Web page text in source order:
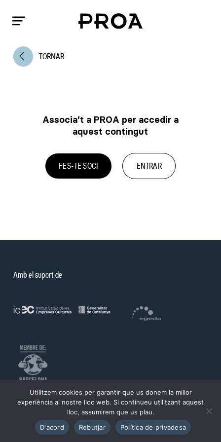
arrow_back_ios TORNAR
Associa’t a PROA per accedir a
aquest contingut
FES-TE SOCI ENTRAR
Amb el suport de
©PROA 2026.
Política de privadesa Avís legal
Utilitzem cookies per garantir que us donem la millor
experiència al nostre lloc web. Si continueu utilitzant aquest
lloc, assumirem que us plau.
D'acord
Rebutjar Política de privadesa